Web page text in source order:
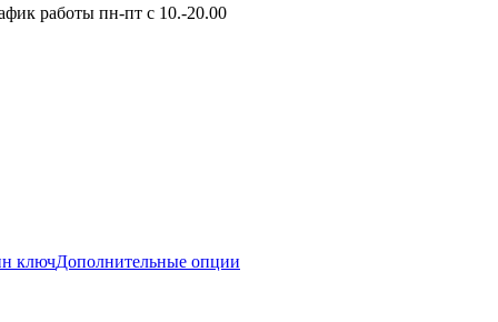
работы пн-пт с 10.-20.00
ключДополнительные опции